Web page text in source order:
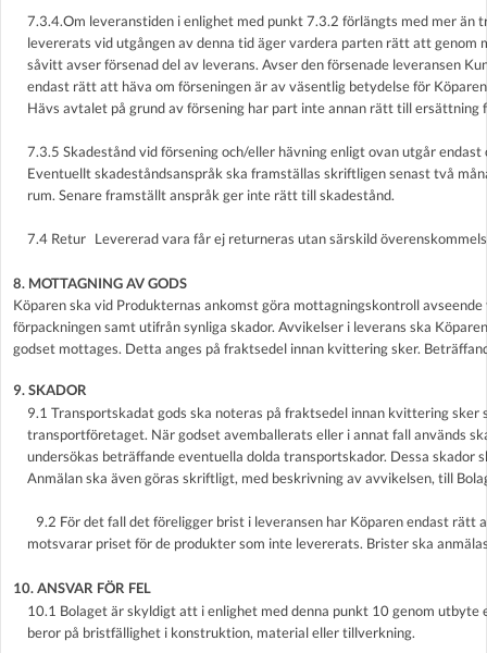
7.3.4.Om leveranstiden i enlighet med punkt 7.3.2 förlängts med mer än
levererats vid utgången av denna tid äger vardera parten rätt att genom
såvitt avser försenad del av leverans. Avser den försenade leveransen
endast rätt att häva om förseningen är av väsentlig betydelse för
Hävs avtalet på grund av försening har part inte annan rätt till
7.3.5 Skadestånd vid försening och/eller hävning enligt ovan utgår
Eventuellt skadeståndsanspråk ska framställas skriftligen senast två
rum. Senare framställt anspråk ger inte rätt till skadestånd.
7.4 Retur Levererad vara får ej returneras utan särskild
8. MOTTAGNING AV GODS
Köparen ska vid Produkternas ankomst göra mottagningskontroll
förpackningen samt utifrån synliga skador. Avvikelser i leverans ska
godset mottages. Detta anges på fraktsedel innan kvittering sker.
9. SKADOR
9.1 Transportskadat gods ska noteras på fraktsedel innan kvittering sker
transportföretaget. När godset avemballerats eller i annat fall används
undersökas beträffande eventuella dolda transportskador. Dessa skador
Anmälan ska även göras skriftligt, med beskrivning av avvikelsen, till
9.2 För det fall det föreligger brist i leveransen har Köparen endast rätt
motsvarar priset för de produkter som inte levererats. Brister ska
10. ANSVAR FÖR FEL
10.1 Bolaget är skyldigt att i enlighet med denna punkt 10 genom
beror på bristfällighet i konstruktion, material eller tillverkning.